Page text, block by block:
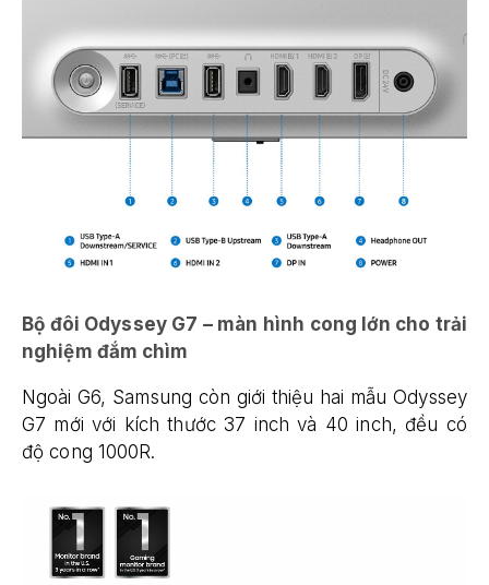
Bộ đôi Odyssey G7 – màn hình cong lớn cho trải
nghiệm đắm chìm
Ngoài G6, Samsung còn giới thiệu hai mẫu Odyssey
G7 mới với kích thước 37 inch và 40 inch, đều có
độ cong 1000R.